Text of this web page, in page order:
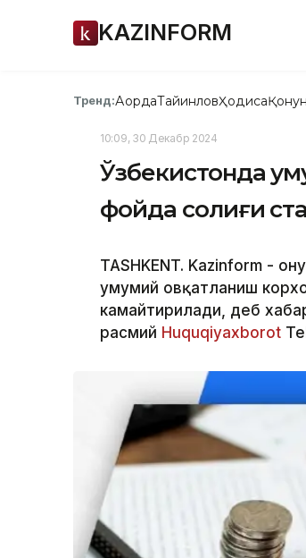
KAZINFORM
Тренд:АқордаТайинловҲодиса
10:09, 30 Декабр 2024
Ўзбекистонда
фойда солиғи
TASHKENT. Kazinform -
умумий овқатланиш
камайтирилади, деб
расмий Huquqiyaxborot